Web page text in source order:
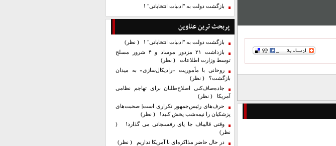
بازگشت دولت به "ادبیات انتخاباتی" !
پربحث ترین عناوین
بازگشت دولت به "ادبیات انتخاباتی" ! ( نظر)
بازداشت ۲۱ مزدور موساد و ۴ شرور مسلح
توسط وزارت اطلاعات ( نظر)
روحانی با مأموریت «رادیکال‌سازی» به میدان
بازگشت؟ ( نظر)
جاده‌صاف‌کنی اصلاح‌طلبان برای تهاجم نظامی
آمریکا ( نظر)
حرف‌های رئیس‌جمهور تکراری است| صحبت‌های
پزشکیان را نیمه‌شب پخش کنید! ( نظر)
وقتی قالیباف جا پای رفسنجانی می گذارد! (
نظر)
در حال حاضر مذاکره‌ای با آمریکا نداریم ( نظر)